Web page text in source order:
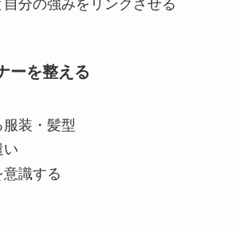
分の強みをリンクさせる
ーを整える
装・髪型
い
識する